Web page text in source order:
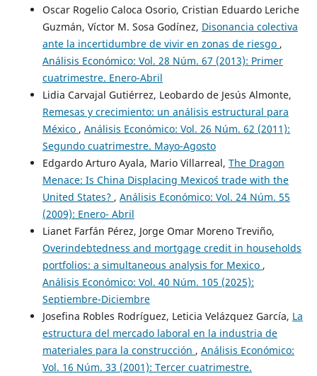
Oscar Rogelio Caloca Osorio, Cristian Eduardo Leriche
Guzmán, Víctor M. Sosa Godínez, Disonancia colectiva
ante la incertidumbre de vivir en zonas de riesgo ,
Análisis Económico: Vol. 28 Núm. 67 (2013): Primer
cuatrimestre. Enero-Abril
Lidia Carvajal Gutiérrez, Leobardo de Jesús Almonte,
Remesas y crecimiento: un análisis estructural para
México , Análisis Económico: Vol. 26 Núm. 62 (2011):
Segundo cuatrimestre. Mayo-Agosto
Edgardo Arturo Ayala, Mario Villarreal, The Dragon
Menace: Is China Displacing Mexico´s trade with the
United States? , Análisis Económico: Vol. 24 Núm. 55
(2009): Enero- Abril
Lianet Farfán Pérez, Jorge Omar Moreno Treviño,
Overindebtedness and mortgage credit in households
portfolios: a simultaneous analysis for Mexico ,
Análisis Económico: Vol. 40 Núm. 105 (2025):
Septiembre-Diciembre
Josefina Robles Rodríguez, Leticia Velázquez García, La
estructura del mercado laboral en la industria de
materiales para la construcción , Análisis Económico:
Vol. 16 Núm. 33 (2001): Tercer cuatrimestre.